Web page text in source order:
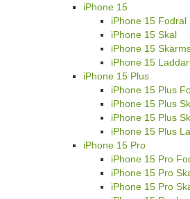
iPhone 15
iPhone 15 Fodral
iPhone 15 Skal
iPhone 15
iPhone 15
iPhone 15 Plus
iPhone 15 Plus
iPhone 15 Plus
iPhone 15 Plus
iPhone 15 Plus
iPhone 15 Pro
iPhone 15 Pro
iPhone 15 Pro
iPhone 15 Pro